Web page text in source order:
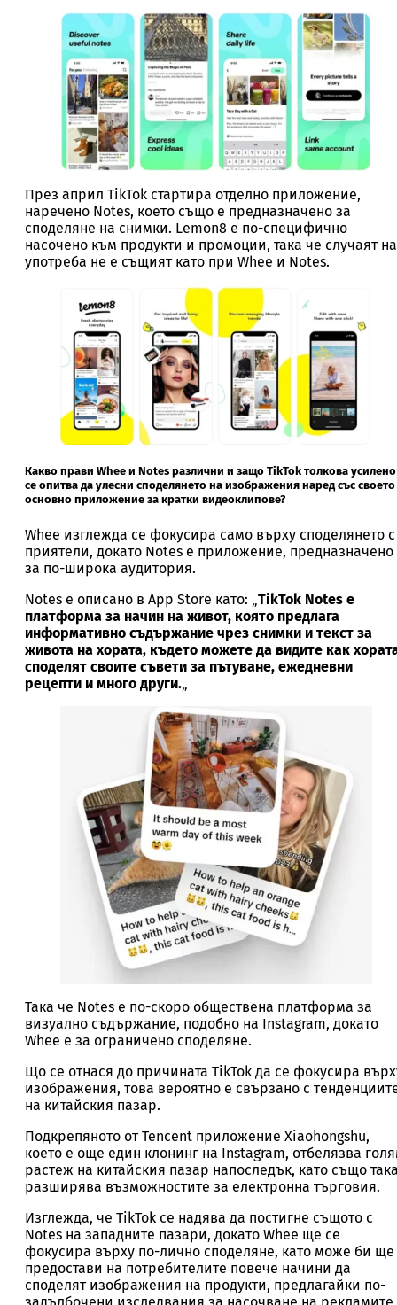
През април TikTok стартира отделно приложение,
наречено Notes, което също е предназначено за
споделяне на снимки. Lemon8 е по-специфично
насочено към продукти и промоции, така че случаят на
употреба не е същият като при Whee и Notes.
Какво прави Whee и Notes различни и защо TikTok толкова усилено
се опитва да улесни споделянето на изображения наред със своето
основно приложение за кратки видеоклипове?
Whee изглежда се фокусира само върху споделянето с
приятели, докато Notes е приложение, предназначено
за по-широка аудитория.
Notes е описано в App Store като: „TikTok Notes е
платформа за начин на живот, която предлага
информативно съдържание чрез снимки и текст за
живота на хората, където можете да видите как
споделят своите съвети за пътуване, ежедневни
рецепти и много други.„
Така че Notes е по-скоро обществена платформа за
визуално съдържание, подобно на Instagram, докато
Whee е за ограничено споделяне.
Що се отнася до причината TikTok да се фокусира
изображения, това вероятно е свързано с
на китайския пазар.
Подкрепяното от Tencent приложение Xiaohongshu,
което е още един клонинг на Instagram, отбелязва
растеж на китайския пазар напоследък, като също
разширява възможностите за електронна търговия.
Изглежда, че TikTok се надява да постигне същото с
Notes на западните пазари, докато Whee ще се
фокусира върху по-лично споделяне, като може би ще
предостави на потребителите повече начини да
споделят изображения на продукти, предлагайки по-